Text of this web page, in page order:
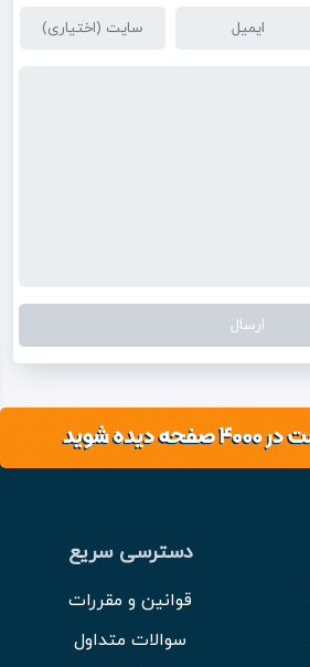
دسترسی سریع
قوانین و مقررات
سوالات متداول